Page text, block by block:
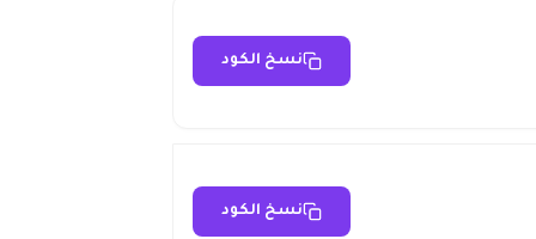
نسخ الكود
نسخ الكود